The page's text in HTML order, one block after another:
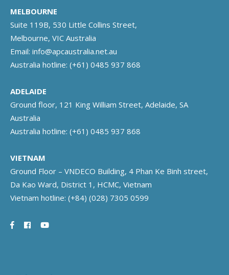
MELBOURNE
Suite 119B, 530 Little Collins Street,
Melbourne, VIC Australia
Email: info@apcaustralia.net.au
Australia hotline: (+61) 0485 937 868
ADELAIDE
Ground floor, 121 King William Street, Adelaide, SA
Australia
Australia hotline: (+61) 0485 937 868
VIETNAM
Ground Floor – VNDECO Building, 4 Phan Ke Binh street,
Da Kao Ward, District 1, HCMC, Vietnam
Vietnam hotline: (+84) (028) 7305 0599